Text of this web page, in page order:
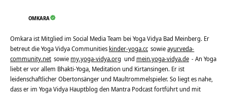
OMKARA
Omkara ist Mitglied im Social Media Team bei Yoga Vidya Bad Meinberg. Er
betreut die Yoga Vidya Communities kinder-yoga.cc sowieayurveda-
community.net sowie my.yoga-vidya.org und mein.yoga-vidya.de - An Yoga
liebt er vor allem Bhakti-Yoga, Meditation und Kirtansingen. Er ist
leidenschaftlicher Obertonsänger und Maultrommelspieler. So liegt es nahe,
dass er im Yoga Vidya Hauptblog den Mantra Podcast fortführt und mit